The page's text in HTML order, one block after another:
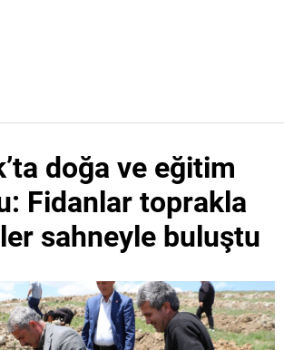
doğa ve eğitim
Fidanlar toprakla
sahneyle buluştu